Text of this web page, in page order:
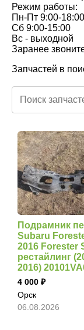
Режим работы:
Пн-Пт 9:00-18:00
Сб 9:00-15:00
Вс - выходной
Заранее
Запчастей в
Подрамник
Subaru
2016 Forester
рестайлинг
2016)
4 000
Орск
06.08.2026